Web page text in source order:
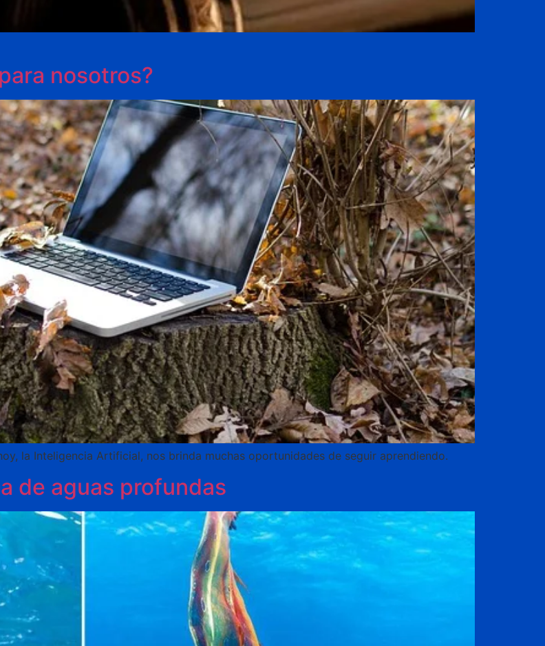
nosotros?
la Inteligencia Artificial, nos brinda muchas oportunidades de seguir aprendiendo.
de aguas profundas